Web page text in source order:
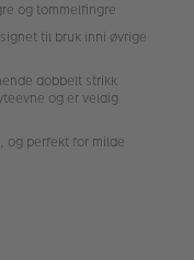
og tommelfingre
til bruk inni øvrige
dobbelt strikk
og er veldig
og perfekt for milde